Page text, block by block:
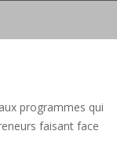
programmes qui
faisant face